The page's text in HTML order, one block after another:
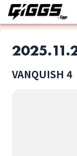
VANQUISH 4
このラ